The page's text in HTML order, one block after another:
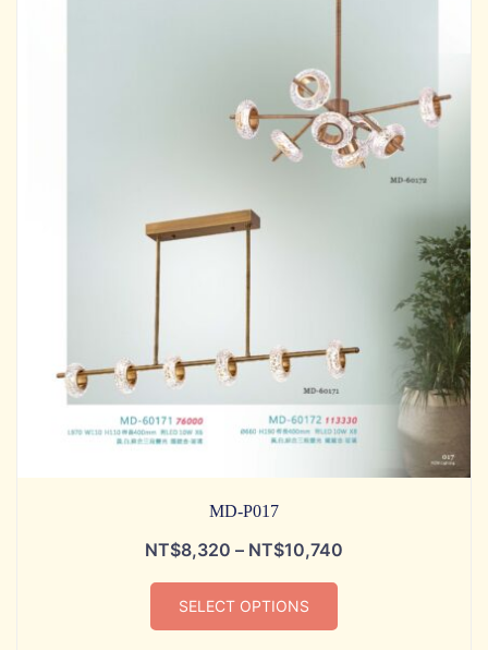
MD-P017
NT$8,320 – NT$10,740
SELECT OPTIONS